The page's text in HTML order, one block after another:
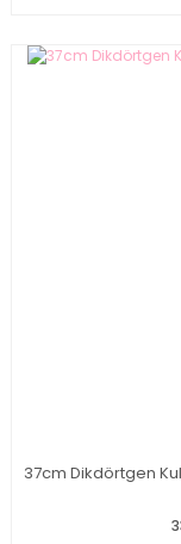
37cm Dikdörtgen